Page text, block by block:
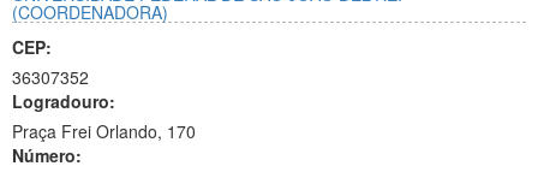
(COORDENADORA)
CEP:
36307352
Logradouro:
Praça Frei Orlando, 170
Número: